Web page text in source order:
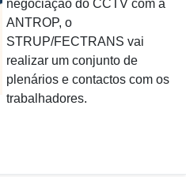
negociação do CCTV com a
ANTROP, o
STRUP/FECTRANS vai
realizar um conjunto de
plenários e contactos com os
trabalhadores.
sucesso os desafios
operacionais de manutenção
inerentes a uma frota tão
envelhecida.
Call Centers